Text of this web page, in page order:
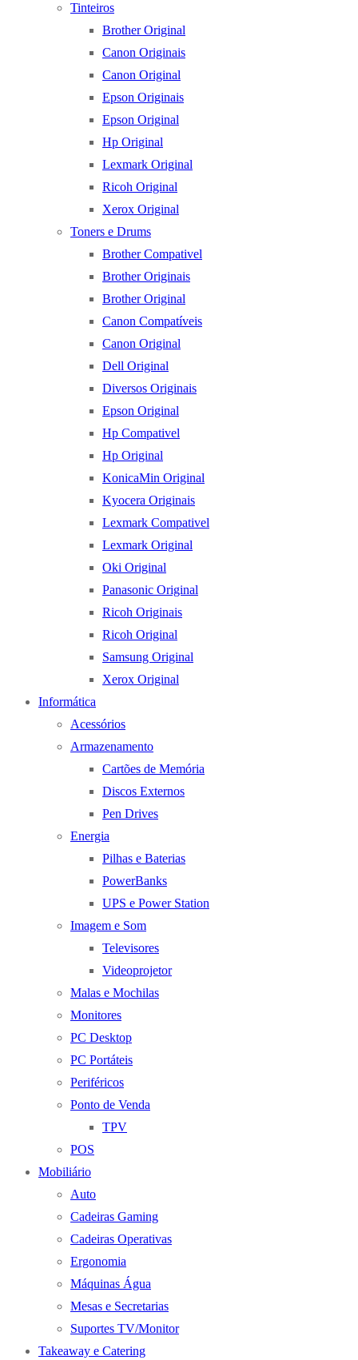
Tinteiros
Brother Original
Canon Originais
Canon Original
Epson Originais
Epson Original
Hp Original
Lexmark Original
Ricoh Original
Xerox Original
Toners e Drums
Brother Compativel
Brother Originais
Brother Original
Canon Compatíveis
Canon Original
Dell Original
Diversos Originais
Epson Original
Hp Compativel
Hp Original
KonicaMin Original
Kyocera Originais
Lexmark Compativel
Lexmark Original
Oki Original
Panasonic Original
Ricoh Originais
Ricoh Original
Samsung Original
Xerox Original
Informática
Acessórios
Armazenamento
Cartões de Memória
Discos Externos
Pen Drives
Energia
Pilhas e Baterias
PowerBanks
UPS e Power Station
Imagem e Som
Televisores
Videoprojetor
Malas e Mochilas
Monitores
PC Desktop
PC Portáteis
Periféricos
Ponto de Venda
TPV
POS
Mobiliário
Auto
Cadeiras Gaming
Cadeiras Operativas
Ergonomia
Máquinas Água
Mesas e Secretarias
Suportes TV/Monitor
Takeaway e Catering